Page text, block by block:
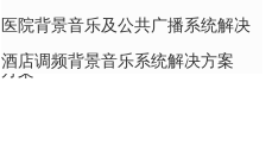
医院背景音乐及公共广播系统解决
方案
酒店调频背景音乐系统解决方案